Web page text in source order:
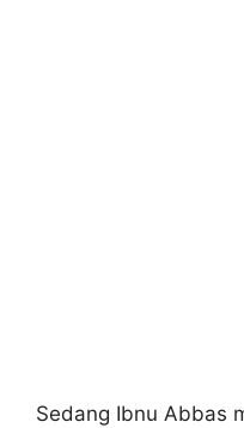
Sedang Ibnu Abbas